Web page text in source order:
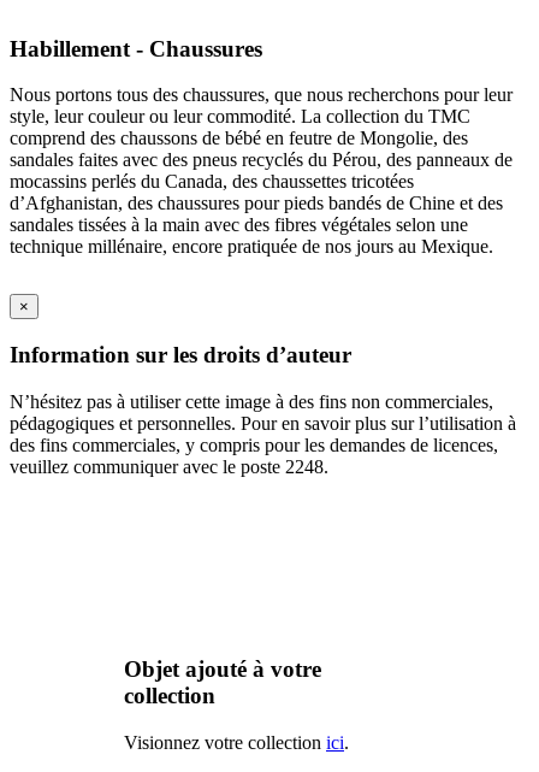
Habillement - Chaussures
Nous portons tous des chaussures, que nous recherchons pour leur
style, leur couleur ou leur commodité. La collection du TMC
comprend des chaussons de bébé en feutre de Mongolie, des
sandales faites avec des pneus recyclés du Pérou, des panneaux de
mocassins perlés du Canada, des chaussettes tricotées
d’Afghanistan, des chaussures pour pieds bandés de Chine et des
sandales tissées à la main avec des fibres végétales selon une
technique millénaire, encore pratiquée de nos jours au Mexique.
×
Information sur les droits d’auteur
N’hésitez pas à utiliser cette image à des fins non commerciales,
pédagogiques et personnelles. Pour en savoir plus sur l’utilisation à
des fins commerciales, y compris pour les demandes de licences,
veuillez communiquer avec le poste 2248.
Objet ajouté à votre
collection
Visionnez votre collection ici.